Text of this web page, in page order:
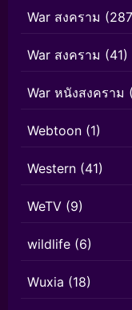
War สงคราม
War สงคราม (41)
War หนังสงคราม
Webtoon (1)
Western (41)
WeTV (9)
wildlife (6)
Wuxia (18)